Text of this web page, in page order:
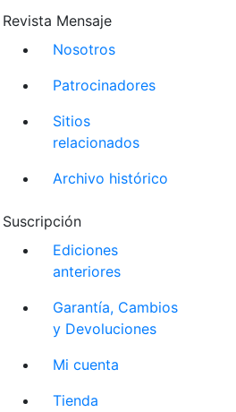
Revista Mensaje
Nosotros
Patrocinadores
Sitios
relacionados
Archivo histórico
Suscripción
Ediciones
anteriores
Garantía, Cambios
y Devoluciones
Mi cuenta
Tienda